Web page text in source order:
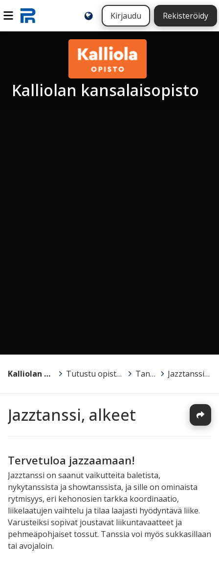
Kirjaudu Rekisteröidy
Kalliolan kansalaisopisto
Kalliolan kansalaisopisto > Tutustu opistoon ja opetukseen! Tanssi > Jazztanssi, alkeet
Jazztanssi, alkeet
Tervetuloa jazzaamaan!
Jazztanssi on saanut vaikutteita baletista,
nykytanssista ja showtanssista, ja sille on ominaista
rytmisyys, eri kehonosien tarkka koordinaatio,
liikelaatujen vaihtelu ja tilaa laajasti hyödyntävä liike.
Varusteiksi sopivat joustavat liikuntavaatteet ja
pehmeäpohjaiset tossut. Tanssia voi myös sukkasillaan
tai avojaloin.